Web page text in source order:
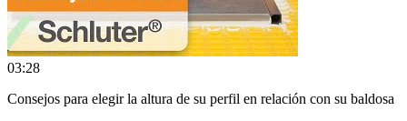
03:28
Consejos para elegir la altura de su perfil en relación con su baldosa